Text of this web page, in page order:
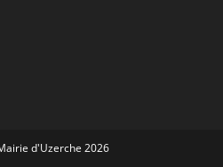
d'Uzerche 2026